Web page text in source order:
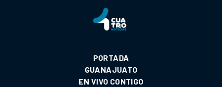
PORTADA
GUANAJUATO
EN VIVO CONTIGO